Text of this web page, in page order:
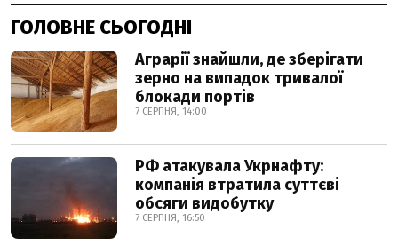
ГОЛОВНЕ СЬОГОДНІ
Аграрії знайшли, де зберігати
зерно на випадок тривалої
блокади портів
7 СЕРПНЯ, 14:00
РФ атакувала Укрнафту:
компанія втратила суттєві
обсяги видобутку
7 СЕРПНЯ, 16:50